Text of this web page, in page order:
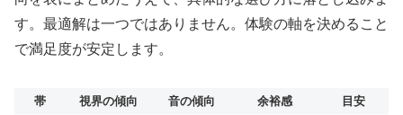
す。最適解は一つではありません。体験の軸を決めること
で満足度が安定します。
帯 視界の傾向 音の傾向 余裕感
目安